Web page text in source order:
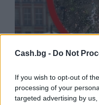
Cash.bg - Do Not
If you wish to opt-out of
processing of your
targeted advertising by
откриха под
Полша